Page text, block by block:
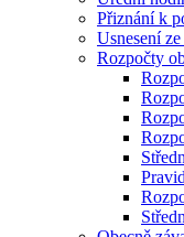
Přiznání k
Usnesení
Rozpočty